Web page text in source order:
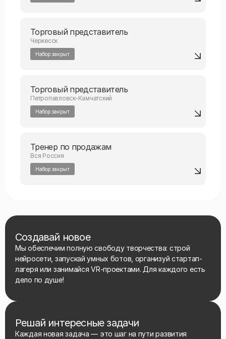
Торговый представитель
Черкесск
Набор закрыт
Торговый представитель
Петропавловск-Камчатский
Набор закрыт
Тренер по продажам
Вся Россия
Набор закрыт
Создавай новое
Мы обеспечим полную свободу творчества: строй
нейросети, запускай умных ботов, организуй стартап-
лагеря или занимайся VR-проектами. Для каждого есть
дело по душе!
Решай интересные задачи
Каждая новая задача — это шаг на пути развития